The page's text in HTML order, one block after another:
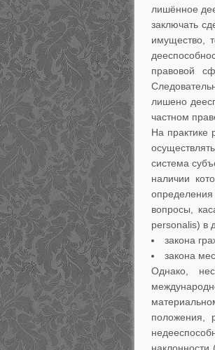
лишённое
заключать
имущество,
правовой
лишено
частном
На практике
система
наличии
вопросы,
personalis) в
закона
закона
Однако,
положения,